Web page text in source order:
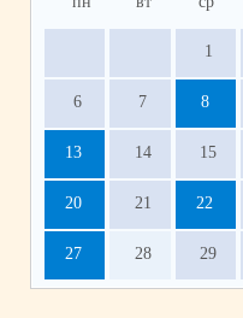
1
6 7 8
13 14 15
20 21 22
27 28 29